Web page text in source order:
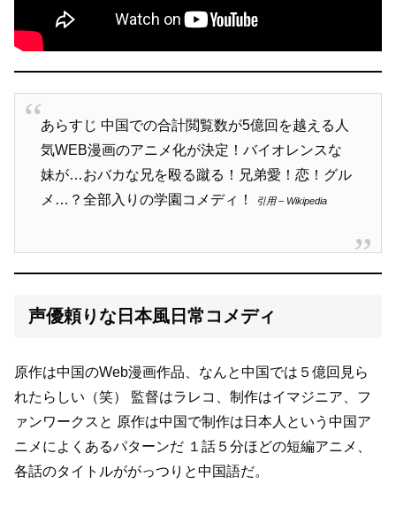
あらすじ 中国での合計閲覧数が5億回を越える人
気WEB漫画のアニメ化が決定！バイオレンスな
妹が…おバカな兄を殴る蹴る！兄弟愛！恋！グル
メ…？全部入りの学園コメディ！
引用 – Wikipedia
声優頼りな日本風日常コメディ
原作は中国のWeb漫画作品、なんと中国では５億回見ら
れたらしい（笑）
監督はラレコ、制作はイマジニア、フ
ァンワークスと 原作は中国で制作は日本人という中国ア
ニメによくあるパターンだ １話５分ほどの短編アニメ、
各話のタイトルががっつりと中国語だ。